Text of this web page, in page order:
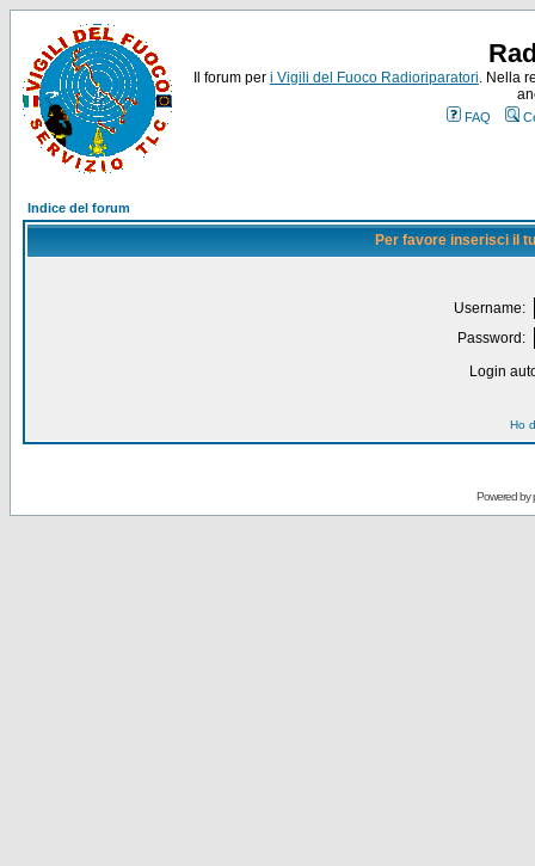
Il forum per i Vigili del Fuoco Radioriparatori. Nella
FAQ
Indice del forum
Per favore inserisci il
Username:
Password:
Login
Ho
Powered by